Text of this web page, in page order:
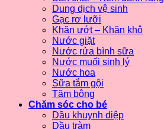
Dung dịch vệ sinh
Gạc rơ lưỡi
Khăn ướt – Khăn khô
Nước giặt
Nước rửa bình sữa
Nước muối sinh lý
Nước hoa
Sữa tắm gội
Tăm bông
Chăm sóc cho bé
Dầu khuynh diệp
Dầu tràm